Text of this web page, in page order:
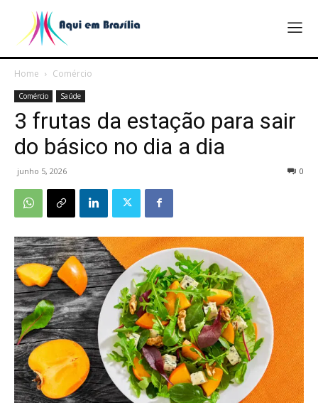
Home Comércio
Comércio Saúde
3 frutas da estação para sair
do básico no dia a dia
junho 5, 2026 0